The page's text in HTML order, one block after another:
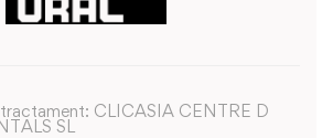
tractament: CLICASIA CENTRE D
SL